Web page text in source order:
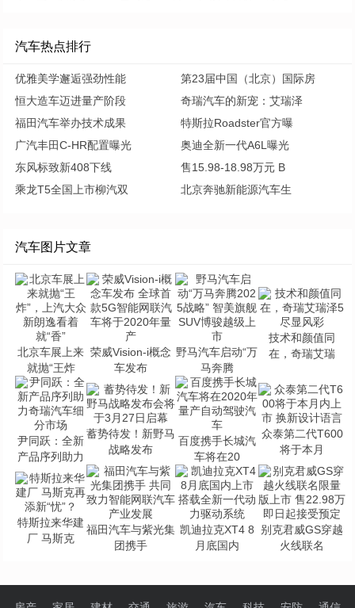
汽车热点排行
优雅美学邂逅强劲性能
第23届中国（北京）国际房
恒大造车迈进量产阶段
奇瑞汽车的新宠：艾瑞泽
福田汽车举办技术成果
特斯拉Roadster官方曝
广汽丰田C-HR配置曝光
奥迪全新一代A6L曝光
东风标致新408下线
售15.98-18.98万元 B
乘龙T5全国上市柳汽双
北京奔驰新能源汽车生
汽车图片文章
北京车展上来
就抛“王炸
荣威Vision-i概念
车发布
野马汽车启动“万
马奔腾
技术和颜值同
在，奇瑞艾瑞
尹同跃：全新
产品序列助力
蓄势待发！新野马
战略发布
百度携手长城汽
车将在20
众泰第二代T600
将于本月
特斯拉来华建
厂 马斯克
福田汽车与紫光集
团携手
凯迪拉克XT4 8
月底国内
别克君威GS穿越
火线联名